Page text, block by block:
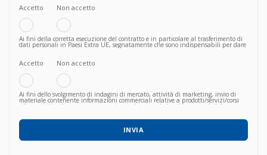
Accetto Non accetto
Ai fini della corretta esecuzione del contratto e in particolare al trasferimento di
dati personali in Paesi Extra UE, segnatamente che sono indispensabili per dare
seguito al corretto adempimento degli obblighi contrattuali da parte della
successive ed ulteriori operazioni, il sottoscritto:
Accetto Non accetto
Ai fini dello svolgimento di indagini di mercato, attività di marketing, invio di
materiale contenente informazioni commerciali relative a prodotti/servizi/corsi
già acquisiti o di nuova proposta, in qualsiasi modo (anche con modalità
posta, social network, sms, whastapp ecc.), il sottoscritto:
INVIA